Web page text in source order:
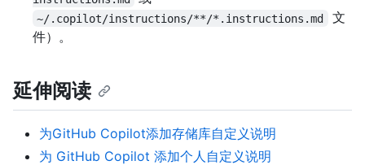
~/.copilot/instructions/**/*.instructions.md
文
件）。
延伸阅读
为GitHub Copilot添加存储库自定义说明
为 GitHub Copilot 添加个人自定义说明